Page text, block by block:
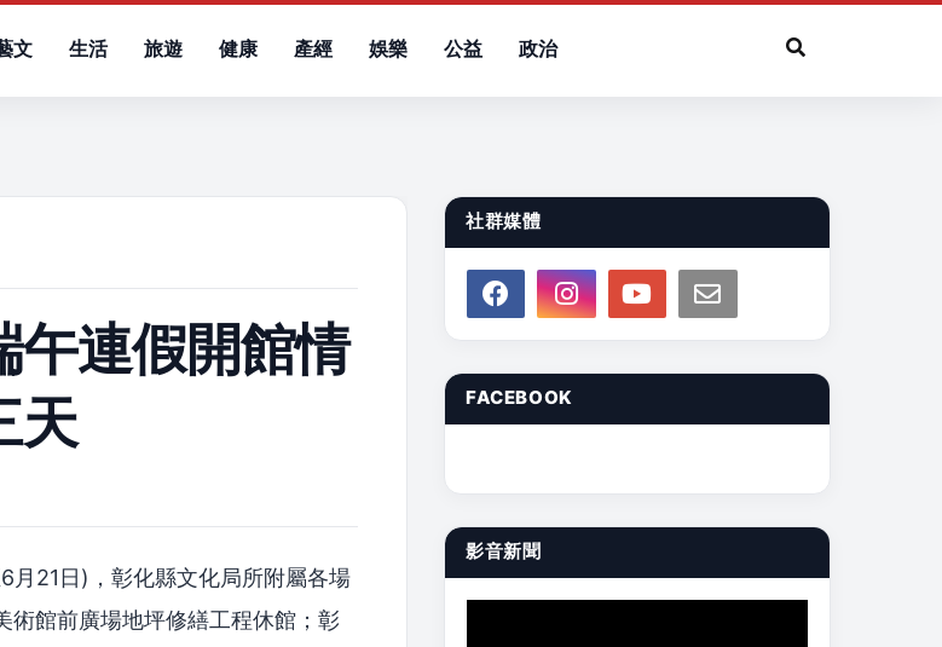
文 生活 旅遊 健康 產經 娛樂 公益 政治
午連假開館情
天
月21日)，彰化縣文化局所附屬各場
術館前廣場地坪修繕工程休館；彰
社群媒體
FACEBOOK
影音新聞